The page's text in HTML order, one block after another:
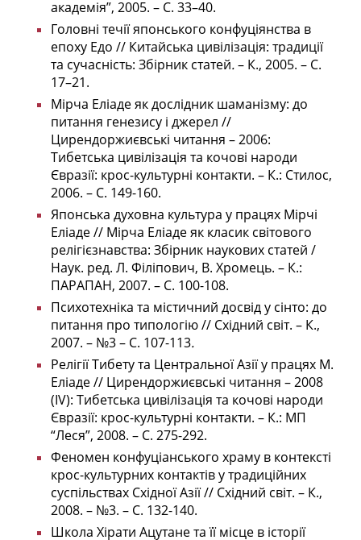
академія”, 2005. – С. 33–40.
Головні течії японського конфуціянства в
епоху Едо // Китайська цивілізація: традиції
та сучасність: Збірник статей.– К., 2005. – С.
17–21.
Мірча Еліаде як дослідник шаманізму: до
питання генезису і джерел //
Цирендоржиєвські читання – 2006:
Тибетська цивілізація та кочові народи
Євразії: крос-культурні контакти. – К.: Стилос,
2006. – С. 149-160.
Японська духовна культура у працях Мірчі
Еліаде // Мірча Еліаде як класик світового
релігієзнавства: Збірник наукових статей /
Наук. ред. Л. Філіпович, В. Хромець. – К.:
ПАРАПАН, 2007. – С. 100-108.
Психотехніка та містичний досвід у сінто: до
питання про типологію // Східний світ. – К.,
2007. – №3 – С. 107-113.
Релігії Тибету та Центральної Азії у працях М.
Еліаде // Цирендоржиєвські читання – 2008
(IV): Тибетська цивілізація та кочові народи
Євразії: крос-культурні контакти. – К.: МП
“Леся”, 2008. – С. 275-292.
Феномен конфуціанського храму в контексті
крос-культурних контактів у традиційних
суспільствах Східної Азії // Східний світ. – К.,
2008. – №3. – С. 132-140.
Школа Хірати Ацутане та її місце в історії